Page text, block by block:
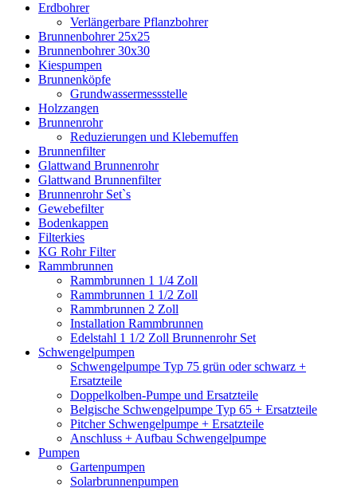
Erdbohrer
Verlängerbare Pflanzbohrer
Brunnenbohrer 25x25
Brunnenbohrer 30x30
Kiespumpen
Brunnenköpfe
Grundwassermessstelle
Holzzangen
Brunnenrohr
Reduzierungen und Klebemuffen
Brunnenfilter
Glattwand Brunnenrohr
Glattwand Brunnenfilter
Brunnenrohr Set`s
Gewebefilter
Bodenkappen
Filterkies
KG Rohr Filter
Rammbrunnen
Rammbrunnen 1 1/4 Zoll
Rammbrunnen 1 1/2 Zoll
Rammbrunnen 2 Zoll
Installation Rammbrunnen
Edelstahl 1 1/2 Zoll Brunnenrohr Set
Schwengelpumpen
Schwengelpumpe Typ 75 grün oder schwarz +
Ersatzteile
Doppelkolben-Pumpe und Ersatzteile
Belgische Schwengelpumpe Typ 65 + Ersatzteile
Pitcher Schwengelpumpe + Ersatzteile
Anschluss + Aufbau Schwengelpumpe
Pumpen
Gartenpumpen
Solarbrunnenpumpen